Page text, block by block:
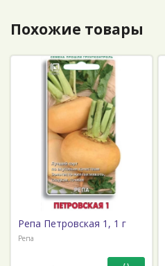
Похожие товары
Репа Петровская 1, 1 г
Репа